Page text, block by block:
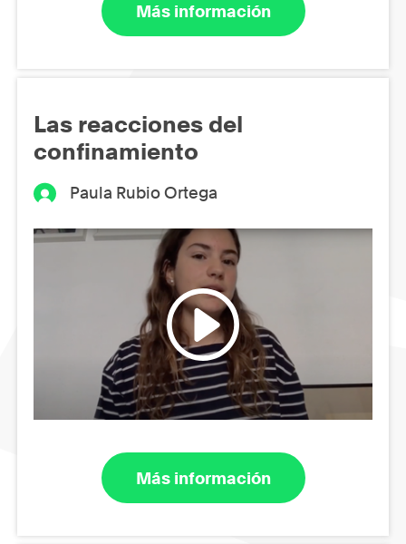
Más información
Las reacciones del
confinamiento
Paula Rubio Ortega
Más información